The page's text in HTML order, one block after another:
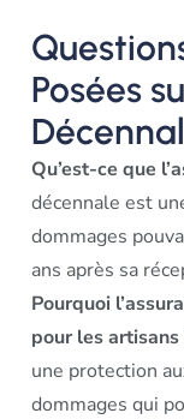
Posées
Qu’est-ce que
décennale est
dommages
ans après sa
Pourquoi
pour les artisans
une protection
dommages qui